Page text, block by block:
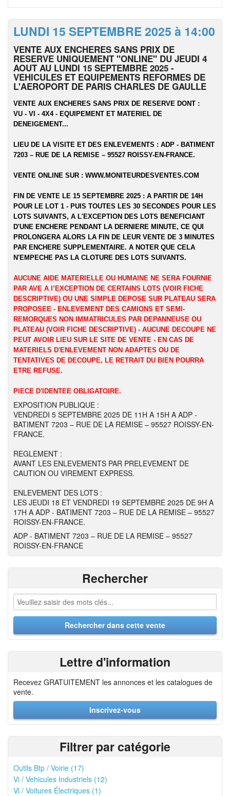
LUNDI 15 SEPTEMBRE 2025 à 14:00
VENTE AUX ENCHERES SANS PRIX DE
RESERVE UNIQUEMENT "ONLINE" DU JEUDI 4
AOUT AU LUNDI 15 SEPTEMBRE 2025 -
VEHICULES ET EQUIPEMENTS REFORMES DE
L'AEROPORT DE PARIS CHARLES DE GAULLE
VENTE AUX ENCHERES SANS PRIX DE RESERVE DONT :
VU - VI - 4X4 - EQUIPEMENT ET MATERIEL DE
DENEIGEMENT...
LIEU DE LA VISITE ET DES ENLEVEMENTS : ADP - BATIMENT
7203 – RUE DE LA REMISE – 95527 ROISSY-EN-FRANCE.
VENTE ONLINE SUR : WWW.MONITEURDESVENTES.COM
FIN DE VENTE LE 15 SEPTEMBRE 2025 : A PARTIR DE 14H
POUR LE LOT 1 - PUIS TOUTES LES 30 SECONDES POUR LES
LOTS SUIVANTS, A L'EXCEPTION DES LOTS BENEFICIANT
D'UNE ENCHERE PENDANT LA DERNIERE MINUTE, CE QUI
PROLONGERA ALORS LA FIN DE LEUR VENTE DE 3 MINUTES
PAR ENCHERE SUPPLEMENTAIRE. A NOTER QUE CELA
N'EMPECHE PAS LA CLOTURE DES LOTS SUIVANTS.
AUCUNE AIDE MATERIELLE OU HUMAINE NE SERA FOURNIE
PAR AVE A l’EXCEPTION DE CERTAINS LOTS (VOIR FICHE
DESCRIPTIVE) OU UNE SIMPLE DEPOSE SUR PLATEAU SERA
PROPOSEE - ENLEVEMENT DES CAMIONS ET SEMI-
REMORQUES NON IMMATRICULES PAR DEPANNEUSE OU
PLATEAU (VOIR FICHE DESCRIPTIVE) - AUCUNE DECOUPE NE
PEUT AVOIR LIEU SUR LE SITE DE VENTE - EN CAS DE
MATERIELS D'ENLEVEMENT NON ADAPTES OU DE
TENTATIVES DE DECOUPE, LE RETRAIT DU BIEN POURRA
ETRE REFUSE.
PIECE D'IDENTEE OBLIGATOIRE.
EXPOSITION PUBLIQUE :
VENDREDI 5 SEPTEMBRE 2025 DE 11H A 15H A ADP -
BATIMENT 7203 – RUE DE LA REMISE – 95527 ROISSY-EN-
FRANCE.
REGLEMENT :
AVANT LES ENLEVEMENTS PAR PRELEVEMENT DE
CAUTION OU VIREMENT EXPRESS.
ENLEVEMENT DES LOTS :
LES JEUDI 18 ET VENDREDI 19 SEPTEMBRE 2025 DE 9H A
17H A ADP - BATIMENT 7203 – RUE DE LA REMISE – 95527
ROISSY-EN-FRANCE.
ADP - BATIMENT 7203 – RUE DE LA REMISE – 95527
ROISSY-EN-FRANCE
Rechercher
Lettre d'information
Recevez GRATUITEMENT les annonces et les catalogues de
vente.
Inscrivez-vous
Filtrer par catégorie
Outils Btp / Voirie (17)
Vi / Vehicules Industriels (12)
Vl / Voitures Électriques (1)